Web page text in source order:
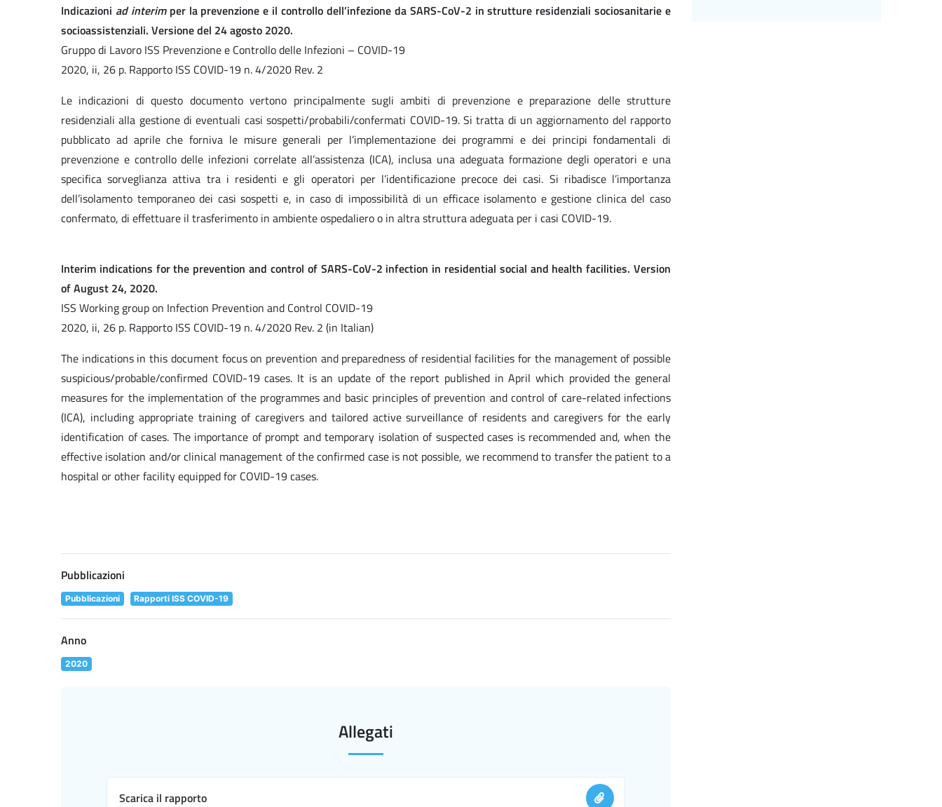
Indicazioni ad interimper la prevenzione e il controllo dell’infezione da SARS-CoV-2 in strutture residenziali sociosanitarie e
socioassistenziali. Versione del 24 agosto 2020.
Gruppo di Lavoro ISS Prevenzione e Controllo delle Infezioni – COVID-19
2020, ii, 26 p. Rapporto ISS COVID-19 n. 4/2020 Rev. 2
Le indicazioni di questo documento vertono principalmente sugli ambiti di prevenzione e preparazione delle strutture
residenziali alla gestione di eventuali casi sospetti/probabili/confermati COVID-19. Si tratta di un aggiornamento del rapporto
pubblicato ad aprile che forniva le misure generali per l’implementazione dei programmi e dei principi fondamentali di
prevenzione e controllo delle infezioni correlate all’assistenza (ICA), inclusa una adeguata formazione degli operatori e una
specifica sorveglianza attiva tra i residenti e gli operatori per l’identificazione precoce dei casi. Si ribadisce l’importanza
dell’isolamento temporaneo dei casi sospetti e, in caso di impossibilità di un efficace isolamento e gestione clinica del caso
confermato, di effettuare il trasferimento in ambiente ospedaliero o in altra struttura adeguata per i casi COVID-19.
Interim indications for the prevention and control of SARS-CoV-2 infection in residential social and health facilities. Version
of August 24, 2020.
ISS Working group on Infection Prevention and Control COVID-19
2020, ii, 26 p. Rapporto ISS COVID-19 n. 4/2020 Rev. 2 (in Italian)
The indications in this document focus on prevention and preparedness of residential facilities for the management of possible
suspicious/probable/confirmed COVID-19 cases. It is an update of the report published in April which provided the general
measures for the implementation of the programmes and basic principles of prevention and control of care-related infections
(ICA), including appropriate training of caregivers and tailored active surveillance of residents and caregivers for the early
identification of cases. The importance of prompt and temporary isolation of suspected cases is recommended and, when the
effective isolation and/or clinical management of the confirmed case is not possible, we recommend to transfer the patient to a
hospital or other facility equipped for COVID-19 cases.
Pubblicazioni
Pubblicazioni Rapporti ISS COVID-19
Anno
2020
Allegati
Scarica il rapporto